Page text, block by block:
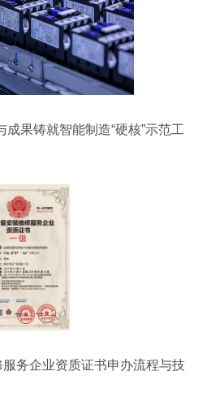
成果铸就智能制造“硬核”示范工
务企业资质证书申办流程与技